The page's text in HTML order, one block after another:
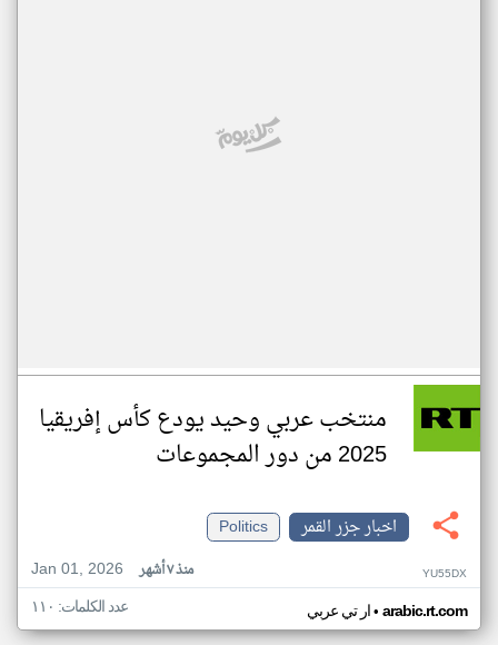
منتخب عربي وحيد يودع كأس إفريقيا
2025 من دور المجموعات
اخبار جزر القمر
Politics
Jan 01, 2026
منذ ٧ أشهر YU55DX
ار تي عربي• arabic.rt.com عدد الكلمات: ١١٠